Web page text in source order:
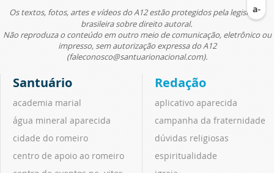
Os textos, fotos, artes e vídeos do A12 estão protegidos pela legislação
brasileira sobre direito autoral.
Não reproduza o conteúdo em outro meio de comunicação, eletrônico ou
impresso, sem autorização expressa do A12
(faleconosco@santuarionacional.com).
Santuário
academia marial
água mineral aparecida
cidade do romeiro
centro de apoio ao romeiro
Redação
aplicativo aparecida
campanha da fraternidade
dúvidas religiosas
espiritualidade